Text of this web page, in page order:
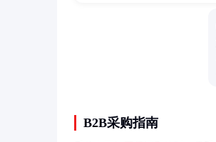
B2B采购指南